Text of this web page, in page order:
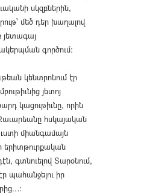
սկզբներին,
մեծ դեր խաղալով
յետագայ
գործում։
կենտրոնում էր
յետոյ
կացութիւնը, որին
հսկայական
միանգամայն
երիտթուրքական
գտնուելով Տարօնում,
պահանջելու իր